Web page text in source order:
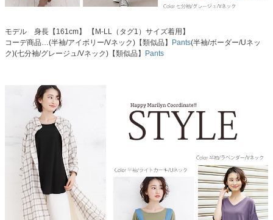
モデル 身長【161cm】 【M-LL（タグ1）サイズ着用】
コーデ商品…(半袖/アイボリー/Vネック)【類似品】
Pants(半袖/ボーダー/Uネッ
ク)(七分袖/グレージュ/Vネック)【類似品】
Pants